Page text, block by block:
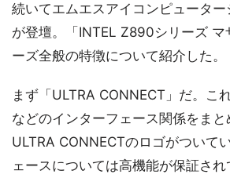
続いてエムエスアイコンピュータ
が登壇。「INTEL Z890シリーズ マ
ーズ全般の特徴について紹介した。
まず「ULTRA CONNECT」だ。こ
などのインターフェース関係をま
ULTRA CONNECTのロゴがついて
ェースについては高機能が保証され